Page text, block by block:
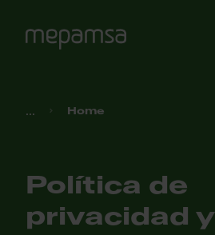
... Home
Política de
privacidad y